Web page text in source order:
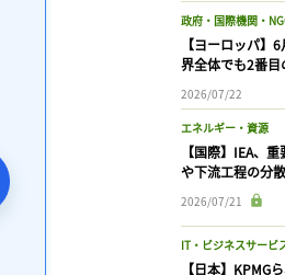
政府・国際機関・
【ヨーロッパ】
界全体でも2番
2026/07/22
エネルギー・資源
【国際】IEA、
や下流工程の分
2026/07/21
IT・ビジネスサービ
【日本】KPMG